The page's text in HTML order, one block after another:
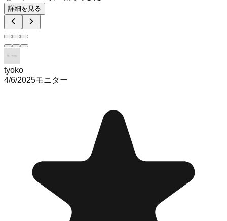
詳細を見る
tyoko
4/6/2025モニター